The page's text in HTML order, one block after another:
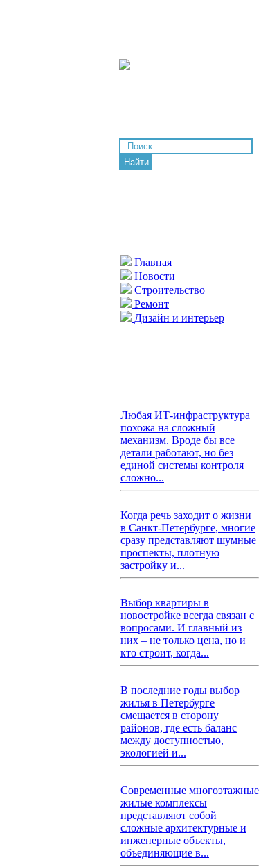
Найти
Главная
Новости
Строительство
Ремонт
Дизайн и интерьер
Любая ИТ-инфраструктура
похожа на сложный
механизм. Вроде бы все
детали работают, но без
единой системы контроля
сложно...
Когда речь заходит о жизни
в Санкт-Петербурге, многие
сразу представляют шумные
проспекты, плотную
застройку и...
Выбор квартиры в
новостройке всегда связан с
вопросами. И главный из
них – не только цена, но и
кто строит, когда...
В последние годы выбор
жилья в Петербурге
смещается в сторону
районов, где есть баланс
между доступностью,
экологией и...
Современные многоэтажные
жилые комплексы
представляют собой
сложные архитектурные и
инженерные объекты,
объединяющие в...